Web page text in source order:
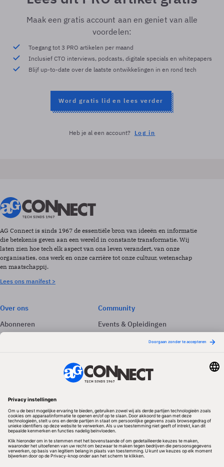
Maak een gratis account aan en geniet van alle
voordelen:
Toegang tot 3 PRO artikelen per maand
Inclusief CTO interviews, podcasts, digitale specials en whitepapers
Blijf up-to-date over de laatste ontwikkelingen in en rond tech
Word gratis lid en lees verder
Heb je al een account? Log in
AG Connect is sinds 1967 de essentiële bron van ideeën en informatie
die betekenis geven aan een wereld in constante transformatie. Wij
laten zien hoe tech elk aspect van ons leven verandert, van onze
organisaties, ons werk en onze carrière tot onze cultuur, wetenschap
en maatschappij.
Lees ons manifest >
Over ons
Abonneren
Adverteren
Community
Events & Opleidingen
Nieuwsbrieven
Volg ons
Redactionele partner